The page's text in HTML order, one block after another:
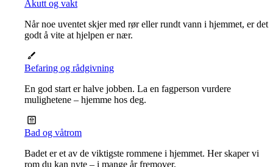
Akutt og vakt
Når noe uventet skjer med rør eller rundt vann i hjemmet, er det
godt å vite at hjelpen er nær.
Befaring og rådgivning
En god start er halve jobben. La en fagperson vurdere
mulighetene – hjemme hos deg.
Bad og våtrom
Badet er et av de viktigste rommene i hjemmet. Her skaper vi
rom du kan nyte – i mange år fremover.